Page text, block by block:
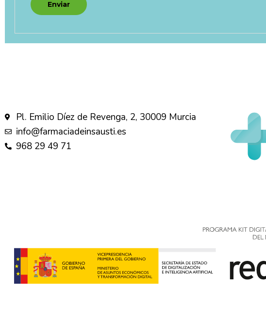
Pl. Emilio Díez de Revenga, 2, 30009 Murcia
info@farmaciadeinsausti.es
968 29 49 71